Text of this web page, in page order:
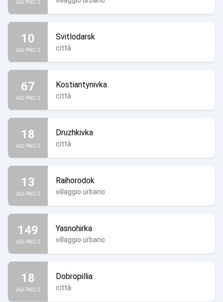
AQI PM2.5
10
AQI PM2.5
Svitlodarsk
città
67
AQI PM2.5
Kostiantynivka
città
18
AQI PM2.5
Druzhkivka
città
13
AQI PM2.5
Raihorodok
villaggio urbano
149
AQI PM2.5
Yasnohirka
villaggio urbano
18
AQI PM2.5
Dobropillia
città